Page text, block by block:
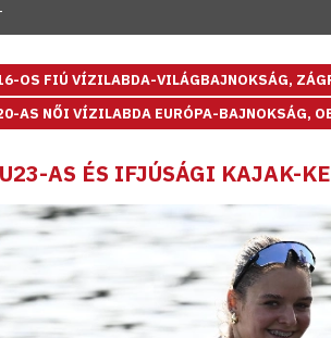
OS FIÚ VÍZILABDA-VILÁGBAJNOKSÁG,
AS NŐI VÍZILABDA EURÓPA-BAJNOKSÁG,
U23-AS ÉS IFJÚSÁGI KAJAK-